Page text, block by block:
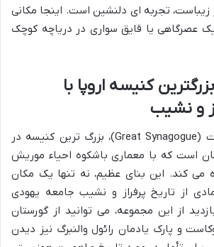
تجربه ای دلنشین است. اینجا مکانی
عصرگاهی یا قایق سواری در دریاچه کوچک
کنیسه اروپا با
و نشیب
کنیسه اعظم بوداپست (Great Synagogue)، بزرگ ترین کنیسه در
است که با معماری باشکوه احیاء موریش
می کند. این بنای عظیم، نه تنها یک مکان
از تاریخ پرفراز و نشیب جامعه یهودی
از این مجموعه، می توانید از گورستان
و پارک یادمان رائول والنبرگ نیز دیدن